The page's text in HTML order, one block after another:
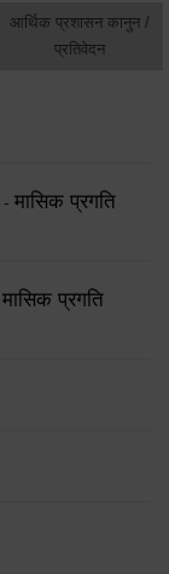
आर्थिक प्रशासन कानुन /
प्रतिवेदन
- मासिक प्रगति
मासिक प्रगति